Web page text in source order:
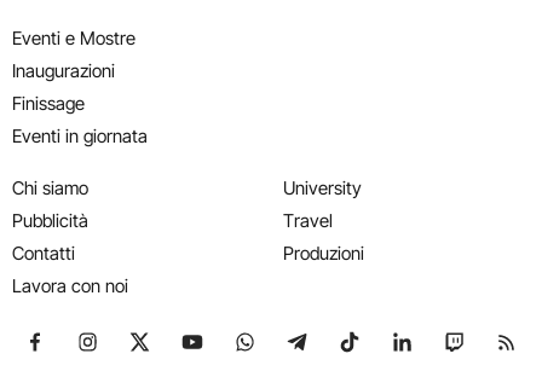
Eventi e Mostre
Inaugurazioni
Finissage
Eventi in giornata
Chi siamo
Pubblicità
Contatti
Lavora con noi
University
Travel
Produzioni
Seguici su Facebook
Seguici su Instagram
Seguici su X
Seguici su YouTube
Seguici su WhatsApp
Seguici su Telegram
Seguici su TikTok
Seguici su
Seguici